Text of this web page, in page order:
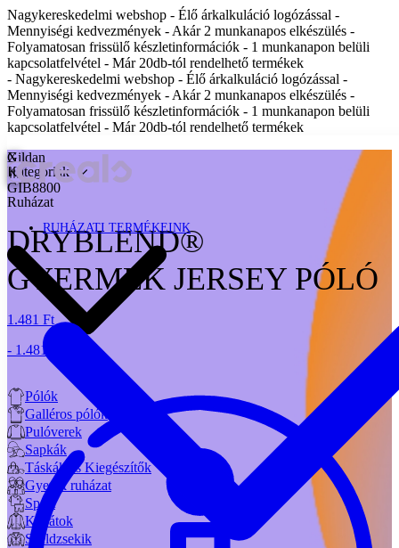
Nagykereskedelmi webshop - Élő árkalkuláció logózással -
Mennyiségi kedvezmények - Akár 2 munkanapos elkészülés -
Folyamatosan frissülő készletinformációk - 1 munkanapon belüli
kapcsolatfelvétel - Már 20db-tól rendelhető termékek
- Nagykereskedelmi webshop - Élő árkalkuláció logózással -
Mennyiségi kedvezmények - Akár 2 munkanapos elkészülés -
Folyamatosan frissülő készletinformációk - 1 munkanapon belüli
kapcsolatfelvétel - Már 20db-tól rendelhető termékek
RUHÁZATI TERMÉKEINK
X
Kategóriák
Ruházat
Pólók
Galléros pólók
Pulóverek
Sapkák
Táskák és Kiegészítők
Gyerek ruházat
Sport
Kabátok
Széldzsekik
Gildan
GIB8800
DRYBLEND®
GYERMEK JERSEY PÓLÓ
1.481 Ft
- 1.481 Ft